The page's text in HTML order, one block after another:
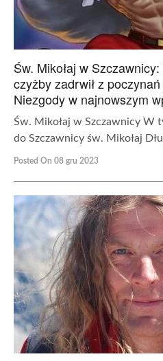
Św. Mikołaj w
czyżby zadrwił z
Niezgody w najnowszym
Św. Mikołaj w Szczawnicy W
do Szczawnicy św. Mikołaj
Posted On 08 gru 2023